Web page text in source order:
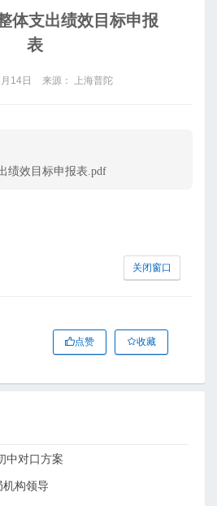
体支出绩效目标申报
表
14日 来源： 上海普陀
绩效目标申报表.pdf
关闭窗口
点赞 收藏
中对口方案
机构领导